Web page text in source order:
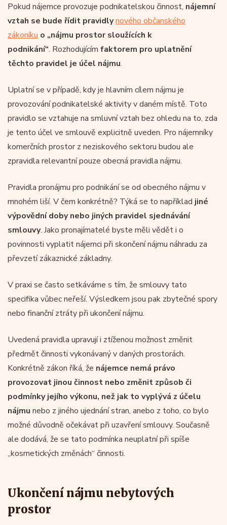
Pokud nájemce provozuje podnikatelskou činnost, nájemní
vztah se bude řídit pravidlynového občanského
zákoníku o „nájmu prostor sloužících k
podnikání“. Rozhodujícím faktorem pro uplatnění
těchto pravidel je účel nájmu.
Uplatní se v případě, kdy je hlavním cílem nájmu je
provozování podnikatelské aktivity v daném místě. Toto
pravidlo se vztahuje na smluvní vztah bez ohledu na to, zda
je tento účel ve smlouvě explicitně uveden. Pro nájemníky
komerčních prostor z neziskového sektoru budou ale
zpravidla relevantní pouze obecná pravidla nájmu.
Pravidla pronájmu pro podnikání se od obecného nájmu v
mnohém liší. V čem konkrétně? Týká se to například jiné
výpovědní doby nebo jiných pravidel sjednávání
smlouvy. Jako pronajímatelé byste měli vědět i o
povinnosti vyplatit nájemci při skončení nájmu náhradu za
převzetí zákaznické základny.
V praxi se často setkáváme s tím, že smlouvy tato
specifika vůbec neřeší. Výsledkem jsou pak zbytečné spory
nebo finanční ztráty při ukončení nájmu.
Uvedená pravidla upravují i ztíženou možnost změnit
předmět činnosti vykonávaný v daných prostorách.
Konkrétně zákon říká, že nájemce nemá právo
provozovat jinou činnost nebo změnit způsob či
podmínky jejího výkonu, než jak to vyplývá z účelu
nájmu nebo z jiného ujednání stran, anebo z toho, co bylo
možné důvodně očekávat při uzavření smlouvy. Současně
ale dodává, že se tato podmínka neuplatní při spíše
„kosmetických změnách“ činnosti.
Ukončení nájmu nebytových
prostor